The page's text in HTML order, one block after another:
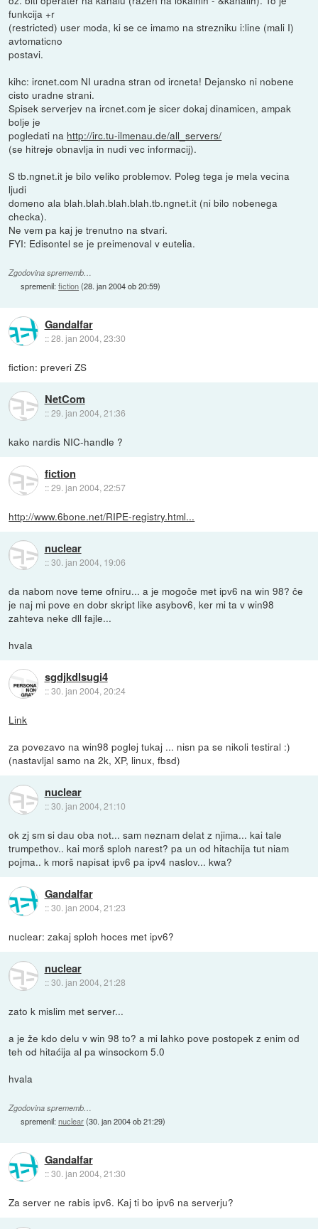
funkcija +r
(restricted) user moda, ki se ce imamo na strezniku i:line (mali I)
avtomaticno
postavi.
kihc: ircnet.com NI uradna stran od ircneta! Dejansko ni nobene
cisto uradne strani.
Spisek serverjev na ircnet.com je sicer dokaj dinamicen, ampak
bolje je
pogledati na http://irc.tu-ilmenau.de/all_servers/
(se hitreje obnavlja in nudi vec informacij).
S tb.ngnet.it je bilo veliko problemov. Poleg tega je mela vecina
ljudi
domeno ala blah.blah.blah.blah.tb.ngnet.it (ni bilo nobenega
checka).
Ne vem pa kaj je trenutno na stvari.
FYI: Edisontel se je preimenoval v eutelia.
Zgodovina sprememb…
spremenil:fiction(28. jan 2004 ob 20:59)
Gandalfar
::28. jan 2004, 23:30
fiction: preveri ZS
NetCom
::29. jan 2004, 21:36
kako nardis NIC-handle ?
fiction
::29. jan 2004, 22:57
http://www.6bone.net/RIPE-registry.html...
nuclear
::30. jan 2004, 19:06
da nabom nove teme ofniru... a je mogoče met ipv6 na win 98? če
je naj mi pove en dobr skript like asybov6, ker mi ta v win98
zahteva neke dll fajle...
hvala
sgdjkdlsugi4
::30. jan 2004, 20:24
Link
za povezavo na win98 poglej tukaj ... nisn pa se nikoli testiral :)
(nastavljal samo na 2k, XP, linux, fbsd)
nuclear
::30. jan 2004, 21:10
ok zj sm si dau oba not... sam neznam delat z njima... kai tale
trumpethov.. kai morš sploh narest? pa un od hitachija tut niam
pojma.. k morš napisat ipv6 pa ipv4 naslov... kwa?
Gandalfar
::30. jan 2004, 21:23
nuclear: zakaj sploh hoces met ipv6?
nuclear
::30. jan 2004, 21:28
zato k mislim met server...
a je že kdo delu v win 98 to? a mi lahko pove postopek z enim od
teh od hitaćija al pa winsockom 5.0
hvala
Zgodovina sprememb…
spremenil:nuclear(30. jan 2004 ob 21:29)
Gandalfar
::30. jan 2004, 21:30
Za server ne rabis ipv6. Kaj ti bo ipv6 na serverju?